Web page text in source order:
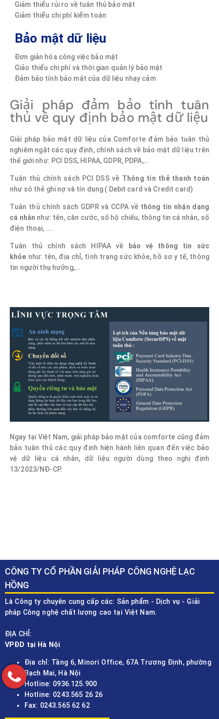
Giảm thiểu rủi ro về tuân thủ bảo mật
Giảm thiểu chi phí kiểm toán
Bảo mật dữ liệu
Đơn giản hóa công việc bảo mật
Giảo thiểu chi phí và thời gian quản lý bảo mật
Đảm bảo tính bảo mật của dữ liệu nhạy cảm
Giải pháp đảm bảo tính tuân
thủ về quy định bảo mật dữ liệu
Giải pháp bảo mật dữ liệu của Comforte đảm bảo tuân thủ
nghiêm ngặt các quy định, chính sách về bảo mật dữ liệu trên
thế giới như: PCI DSS, HIPAA, GDPR, PDPA,…
Tuân thủ chính sách PCI DSS về Thông tin thẻ thanh toán
như sô thẻ ghi nợ và tín dụng ( Debit card và Credit card)
Tuân thủ chính sách GDPR và CCPA về thông tin nhận dạng
cá nhân như: tên, căn cước, số hộ chiếu, thông tin cá nhân, số
điện thoại, ….
Tuân thủ chính sách HIPAA về
bảo vệ thông tin sức
khỏe như: tên, địa chỉ, tình trạng sức khỏe, hồ sơ y tế, thông
tin người thụ hưởng,…
Ngay tại Việt Nam, giải pháp bảo mật của comforte cũng đảm
bảo tuân thủ các quy định hiện hành liên quan đến việc bảo
vệ dữ liệu cá nhân, dữ liệu người dùng theo nghị định
13/2023/NĐ-CP.
CÔNG TY CỔ PHẦN GIẢI PHÁP CÔNG NGHỆ LẠC
HỒNG
Là Công ty chuyên cung cấp các: Sản phẩm - Dịch vụ - Giải
pháp Công nghệ chất lượng cao tại Việt Nam.
ĐỊA CHỈ:
VPĐD tại Hà Nội
Địa chỉ: Tầng 6, Minori Office, 67A Trương Định, phường
Bạch Mai, Hà Nội
Hotline: 0936.125.900
Hotline: 0243.565 26 26
Fax: 0243.565 62 62